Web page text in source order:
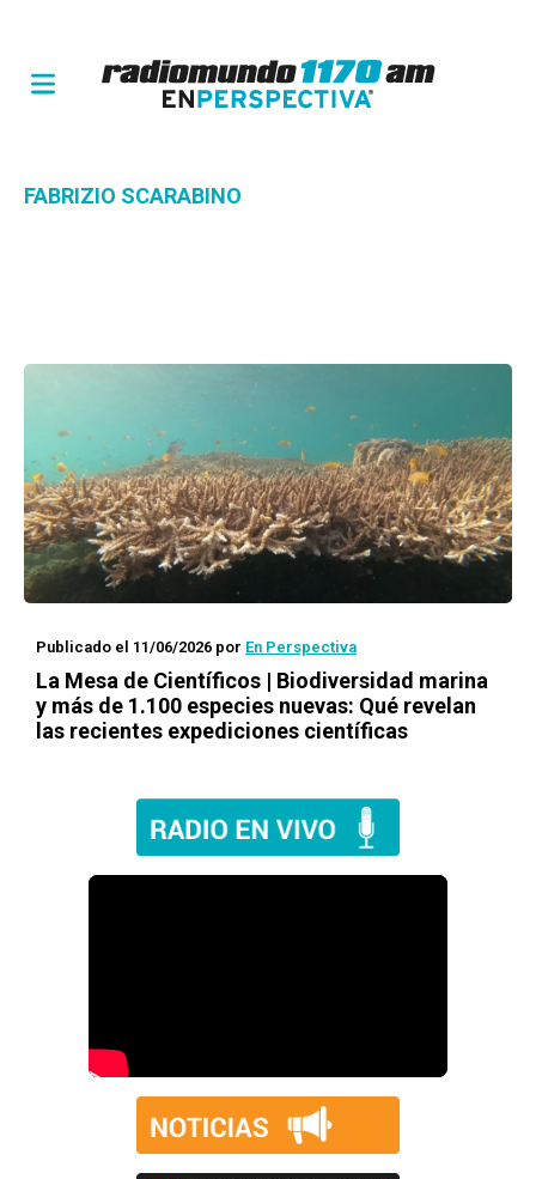
FABRIZIO SCARABINO
Publicado el 11/06/2026 por En Perspectiva
La Mesa de Científicos | Biodiversidad marina
y más de 1.100 especies nuevas: Qué revelan
las recientes expediciones científicas